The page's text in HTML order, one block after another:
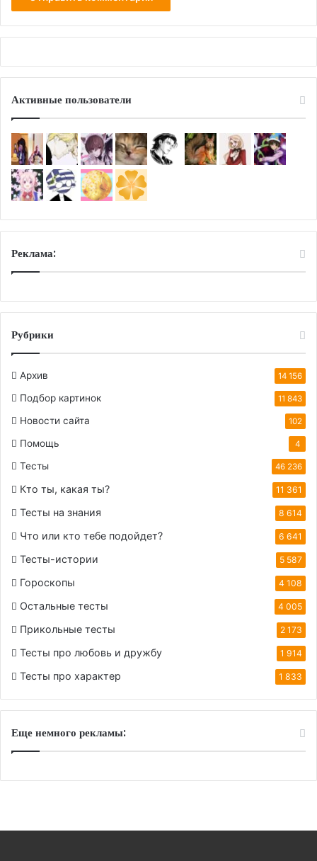
Активные пользователи
Реклама:
Рубрики
Архив 14 156
Подбор картинок 11 843
Новости сайта 102
Помощь 4
Тесты 46 236
Кто ты, какая ты? 11 361
Тесты на знания 8 614
Что или кто тебе подойдет? 6 641
Тесты-истории 5 587
Гороскопы 4 108
Остальные тесты 4 005
Прикольные тесты 2 173
Тесты про любовь и дружбу 1 914
Тесты про характер 1 833
Еще немного рекламы: